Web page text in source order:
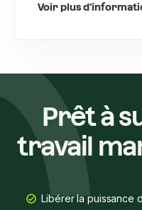
Voir plus
Prêt à
travail
Libérer la puissance